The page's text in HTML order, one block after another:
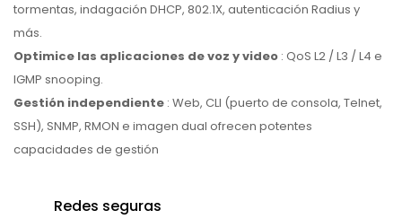
tormentas, indagación DHCP, 802.1X, autenticación Radius y
más.
Optimice las aplicaciones de voz y video : QoS L2 / L3 / L4 e
IGMP snooping.
Gestión independiente : Web, CLI (puerto de consola, Telnet,
SSH), SNMP, RMON e imagen dual ofrecen potentes
capacidades de gestión
Redes seguras